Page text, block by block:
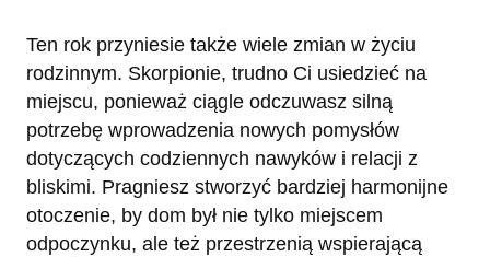
Ten rok przyniesie także wiele zmian w życiu
rodzinnym. Skorpionie, trudno Ci usiedzieć na
miejscu, ponieważ ciągle odczuwasz silną
potrzebę wprowadzenia nowych pomysłów
dotyczących codziennych nawyków i relacji z
bliskimi. Pragniesz stworzyć bardziej harmonijne
otoczenie, by dom był nie tylko miejscem
odpoczynku, ale też przestrzenią wspierającą